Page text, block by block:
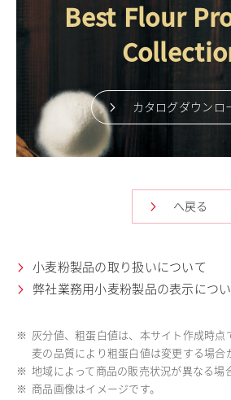
Best Flour
カタログダウンロ
へ戻る
小麦粉製品の取り扱いについて
弊社業務用小麦粉製品の表示につ
※ 灰分値、粗蛋白値は、本サイト作成時点
麦の品質により粗蛋白値は変更する場合
※ 地域によって商品の販売状況が異なる場
※ 商品画像はイメージです。